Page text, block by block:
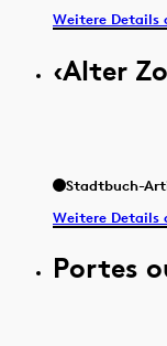
Weitere Details
‹Alter
Stadtbuch-
Weitere Details
Portes